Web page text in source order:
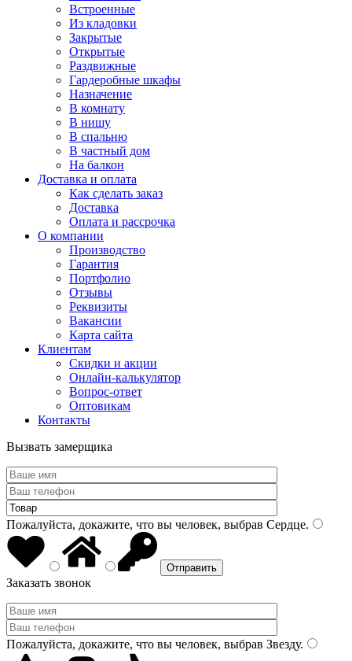
Встроенные
Из кладовки
Закрытые
Открытые
Раздвижные
Гардеробные шкафы
Назначение
В комнату
В нишу
В спальню
В частный дом
На балкон
Доставка и оплата
Как сделать заказ
Доставка
Оплата и рассрочка
О компании
Производство
Гарантия
Портфолио
Отзывы
Реквизиты
Вакансии
Карта сайта
Клиентам
Скидки и акции
Онлайн-калькулятор
Вопрос-ответ
Оптовикам
Контакты
Вызвать замерщика
Пожалуйста, докажите, что вы человек, выбрав Сердце.
Заказать звонок
Пожалуйста, докажите, что вы человек, выбрав Звезду.